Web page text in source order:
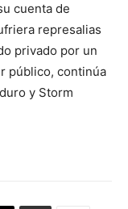
cuenta de
represalias
privado por un
público, continúa
y Storm